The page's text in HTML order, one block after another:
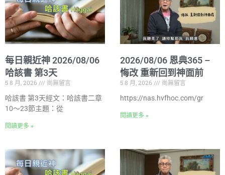
每日親近神 2026/08/06
哈該書 第3天
5 8 月, 2026
尚無留言
哈該書 第3天經文：哈該書二章
10～23節主題：從
閱讀更多 »
2026/08/06 恩典365 –
悔改 重新回到神面前
5 8 月, 2026
尚無留言
https://nas.hvfhoc.com/gr
閱讀更多 »